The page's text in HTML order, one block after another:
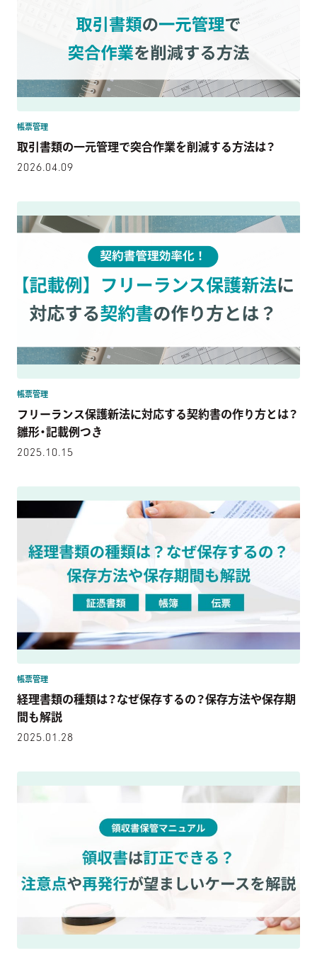
帳票管理
取引書類の一元管理で突合作業を削減する方法は？
2026.04.09
帳票管理
フリーランス保護新法に対応する契約書の作り方とは？
雛形・記載例つき
2025.10.15
帳票管理
経理書類の種類は？なぜ保存するの？保存方法や保存期
間も解説
2025.01.28